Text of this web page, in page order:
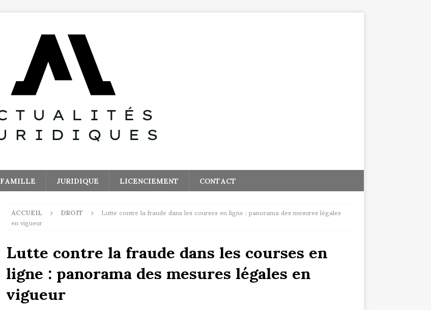
FAMILLE JURIDIQUE LICENCIEMENT CONTACT
ACCUEIL DROIT Lutte contre la fraude dans les courses en ligne : panorama des mesures légales
en vigueur
Lutte contre la fraude dans les courses en
ligne : panorama des mesures légales en
vigueur